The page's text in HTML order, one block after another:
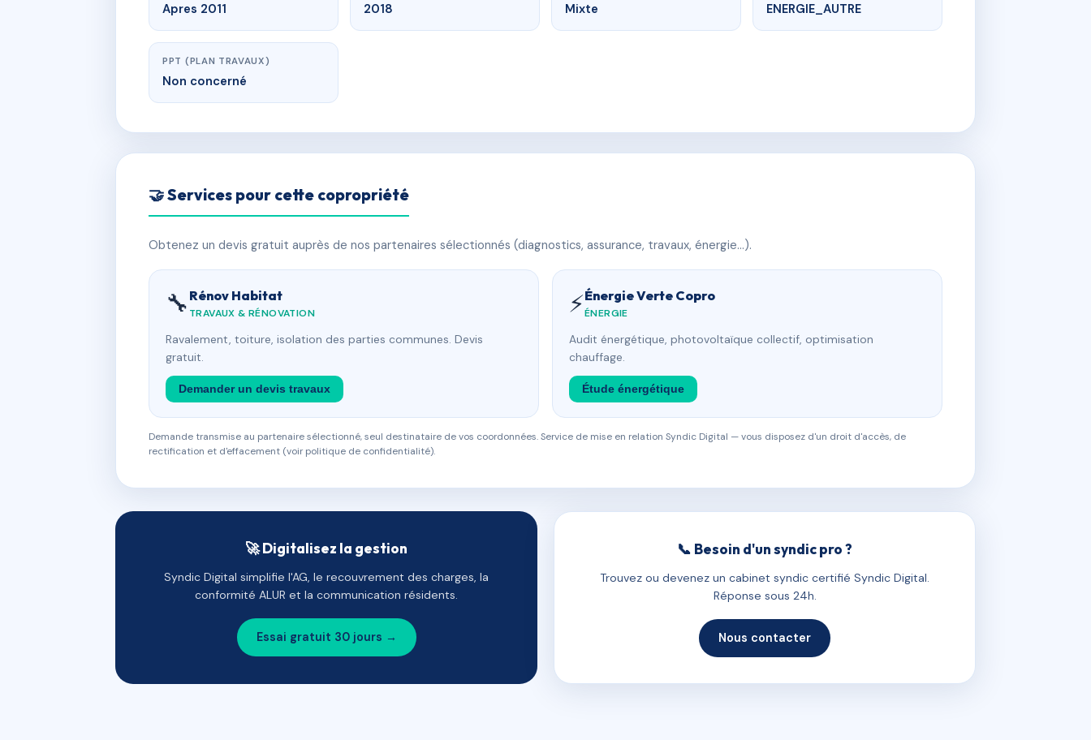
Apres 2011 2018 Mixte ENERGIE_AUTRE
PPT (PLAN TRAVAUX)
Non concerné
🤝 Services pour cette copropriété
Obtenez un devis gratuit auprès de nos partenaires sélectionnés (diagnostics, assurance, travaux, énergie…).
🔧 Rénov Habitat
TRAVAUX & RÉNOVATION
Ravalement, toiture, isolation des parties communes. Devis
gratuit.
Demander un devis travaux
⚡Énergie Verte Copro
ÉNERGIE
Audit énergétique, photovoltaïque collectif, optimisation
chauffage.
Étude énergétique
Demande transmise au partenaire sélectionné, seul destinataire de vos coordonnées. Service de mise en relation Syndic Digital — vous disposez d'un droit d'accès, de
rectification et d'effacement (voir politique de confidentialité).
🚀 Digitalisez la gestion
Syndic Digital simplifie l'AG, le recouvrement des charges, la
conformité ALUR et la communication résidents.
Essai gratuit 30 jours →
📞 Besoin d'un syndic pro ?
Trouvez ou devenez un cabinet syndic certifié Syndic Digital.
Réponse sous 24h.
Nous contacter